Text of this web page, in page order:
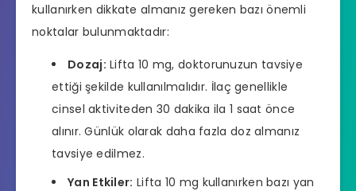
kullanırken dikkate almanız gereken bazı önemli
noktalar bulunmaktadır:
Dozaj: Lifta 10 mg, doktorunuzun tavsiye
ettiği şekilde kullanılmalıdır. İlaç genellikle
cinsel aktiviteden 30 dakika ila 1 saat önce
alınır. Günlük olarak daha fazla doz almanız
tavsiye edilmez.
Yan Etkiler: Lifta 10 mg kullanırken bazı yan